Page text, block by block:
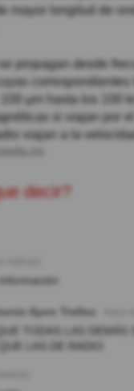
mayor longitud de
propagan desde
µm hasta los 100
si viajan por
viajan a la
decir?
Ayon Trelles
TODAS LAS DEMÁS
LAS DE RADIO